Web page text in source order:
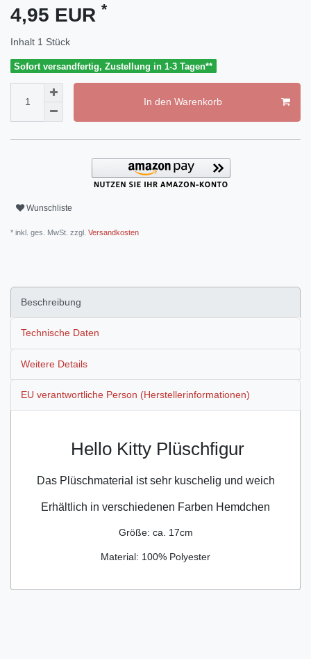
4,95 EUR *
Inhalt 1 Stück
Sofort versandfertig, Zustellung in 1-3 Tagen**
In den Warenkorb
Wunschliste
* inkl. ges. MwSt. zzgl. Versandkosten
Beschreibung
Technische Daten
Weitere Details
EU verantwortliche Person (Herstellerinformationen)
Hello Kitty Plüschfigur
Das Plüschmaterial ist sehr kuschelig und weich
Erhältlich in verschiedenen Farben Hemdchen
Größe: ca. 17cm
Material: 100% Polyester